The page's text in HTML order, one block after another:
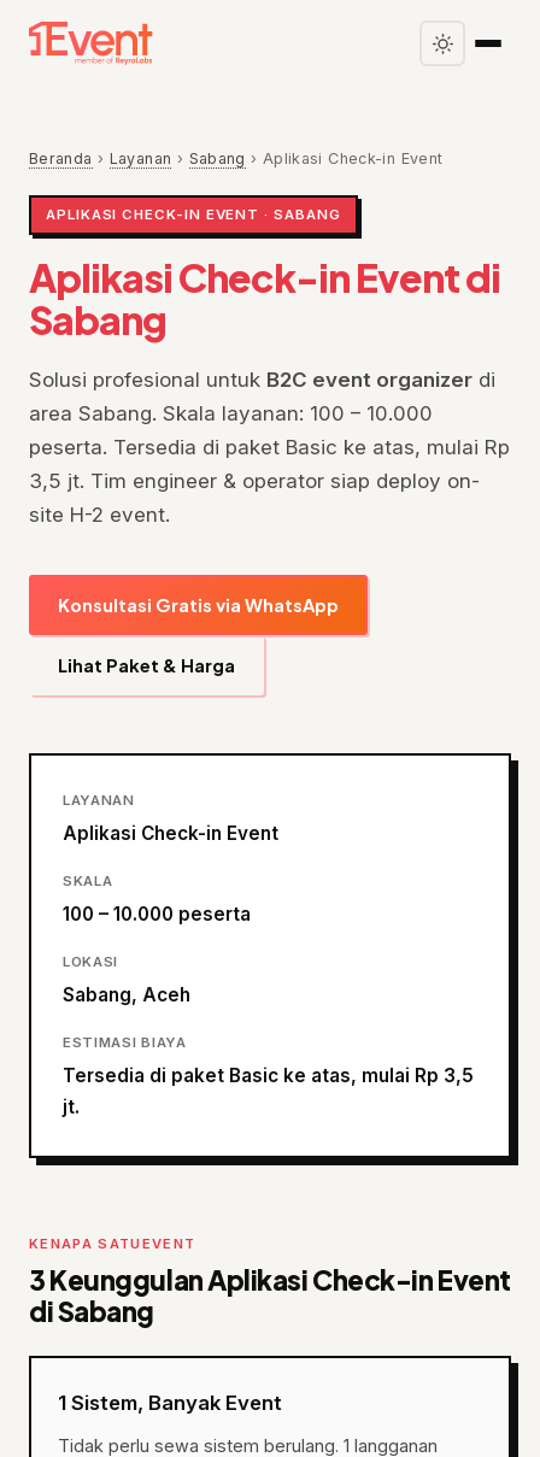
Beranda › Layanan › Sabang › Aplikasi Check-in Event
APLIKASI CHECK-IN EVENT · SABANG
Aplikasi Check-in Event di
Sabang
Solusi profesional untuk B2C event organizer di
area Sabang. Skala layanan: 100 – 10.000
peserta. Tersedia di paket Basic ke atas, mulai Rp
3,5 jt. Tim engineer & operator siap deploy on-
site H-2 event.
Konsultasi Gratis via WhatsApp
Lihat Paket & Harga
LAYANAN
Aplikasi Check-in Event
SKALA
100 – 10.000 peserta
LOKASI
Sabang, Aceh
ESTIMASI BIAYA
Tersedia di paket Basic ke atas, mulai Rp 3,5
jt.
KENAPA SATUEVENT
3 Keunggulan Aplikasi Check-in Event
di Sabang
1 Sistem, Banyak Event
Tidak perlu sewa sistem berulang. 1 langganan